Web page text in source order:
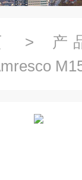
> 产